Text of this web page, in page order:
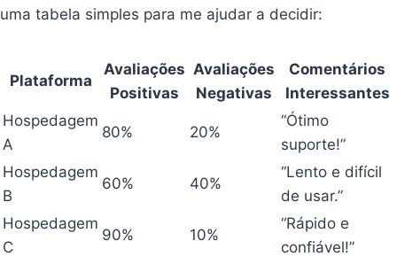
uma tabela simples para me ajudar a decidir:
Plataforma
Avaliações
Positivas
Avaliações
Negativas
Comentários
Interessantes
Hospedagem
A
80% 20%
“Ótimo
suporte!”
Hospedagem
B
60% 40%
“Lento e difícil
de usar.”
Hospedagem
C
90% 10%
“Rápido e
confiável!”